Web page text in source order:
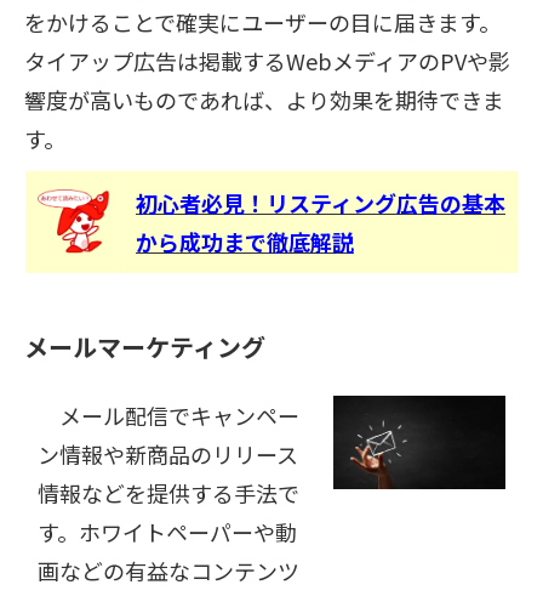
をかけることで確実にユーザーの目に届きます。
タイアップ広告は掲載するWebメディアのPVや影
響度が高いものであれば、より効果を期待できま
す。
初心者必見！リスティング広告の基本
から成功まで徹底解説
メールマーケティング
メール配信でキャンペー
ン情報や新商品のリリース
情報などを提供する手法で
す。ホワイトペーパーや動
画などの有益なコンテンツ